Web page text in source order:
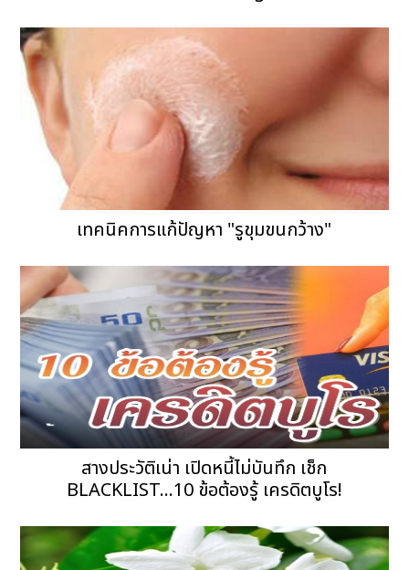
เทคนิคการแก้ปัญหา "รูขุมขนกว้าง"
สางประวัติเน่า เปิดหนี้ไม่บันทึก เช็ก
BLACKLIST...10 ข้อต้องรู้ เครดิตบูโร!